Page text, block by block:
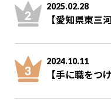
2025.02.28
【愛知県東三
2024.10.11
【手に職をつ